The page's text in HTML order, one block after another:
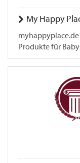
My Happy
Produkte für